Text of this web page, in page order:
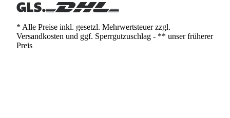
* Alle Preise inkl. gesetzl. Mehrwertsteuer zzgl.
Versandkosten und ggf. Sperrgutzuschlag - ** unser früherer
Preis